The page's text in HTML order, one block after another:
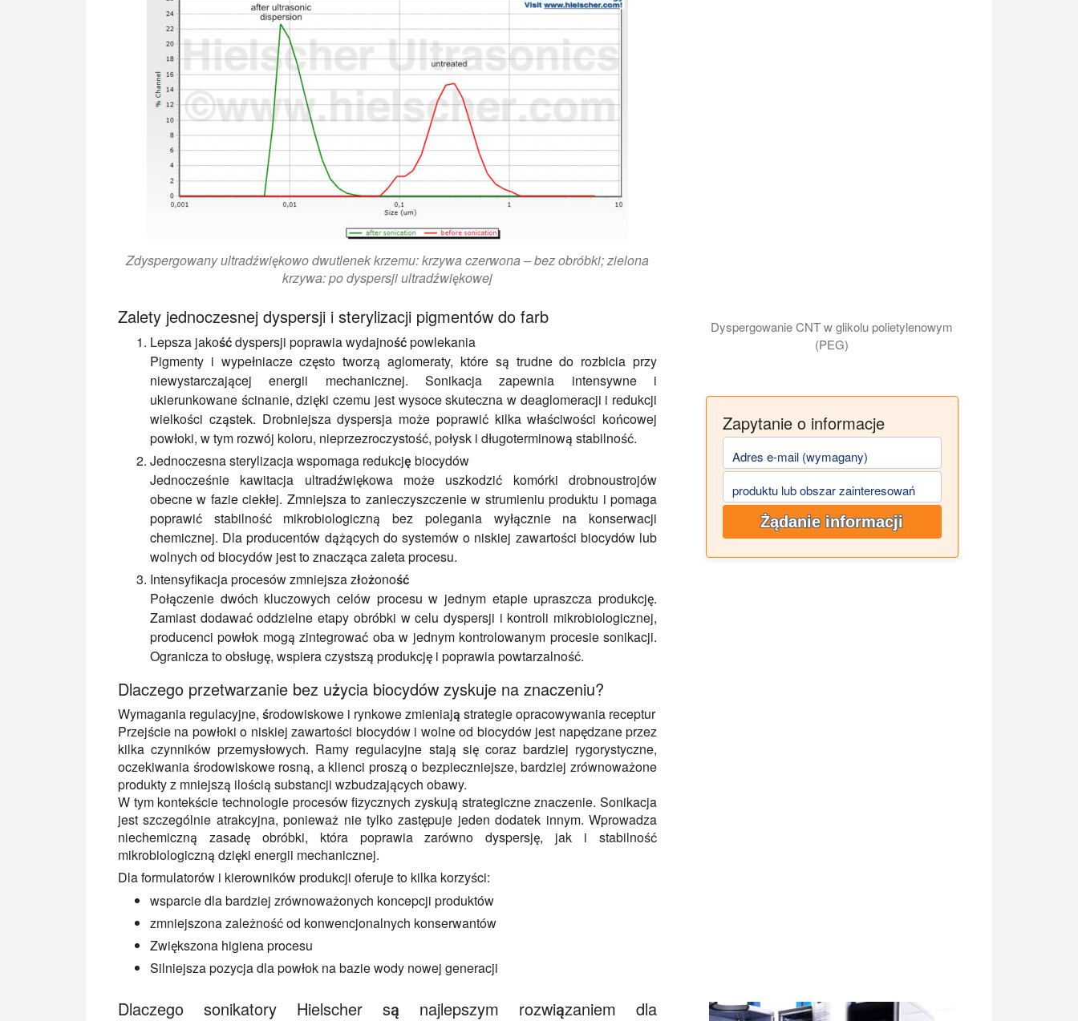
Zdyspergowany ultradźwiękowo dwutlenek krzemu: krzywa czerwona – bez obróbki; zielona
krzywa: po dyspersji ultradźwiękowej
Zalety jednoczesnej dyspersji i sterylizacji pigmentów do farb
Lepsza jakość dyspersji poprawia wydajność powlekania
Pigmenty i wypełniacze często tworzą aglomeraty, które są trudne do rozbicia przy
niewystarczającej energii mechanicznej. Sonikacja zapewnia intensywne i
ukierunkowane ścinanie, dzięki czemu jest wysoce skuteczna w deaglomeracji i redukcji
wielkości cząstek. Drobniejsza dyspersja może poprawić kilka właściwości końcowej
powłoki, w tym rozwój koloru, nieprzezroczystość, połysk i długoterminową stabilność.
Jednoczesna sterylizacja wspomaga redukcję biocydów
Jednocześnie kawitacja ultradźwiękowa może uszkodzić komórki drobnoustrojów
obecne w fazie ciekłej. Zmniejsza to zanieczyszczenie w strumieniu produktu i pomaga
poprawić stabilność mikrobiologiczną bez polegania wyłącznie na konserwacji
chemicznej. Dla producentów dążących do systemów o niskiej zawartości biocydów lub
wolnych od biocydów jest to znacząca zaleta procesu.
Intensyfikacja procesów zmniejsza złożoność
Połączenie dwóch kluczowych celów procesu w jednym etapie upraszcza produkcję.
Zamiast dodawać oddzielne etapy obróbki w celu dyspersji i kontroli mikrobiologicznej,
producenci powłok mogą zintegrować oba w jednym kontrolowanym procesie sonikacji.
Ogranicza to obsługę, wspiera czystszą produkcję i poprawia powtarzalność.
Dlaczego przetwarzanie bez użycia biocydów zyskuje na znaczeniu?
Wymagania regulacyjne, środowiskowe i rynkowe zmieniają strategie opracowywania receptur
Przejście na powłoki o niskiej zawartości biocydów i wolne od biocydów jest napędzane przez
kilka czynników przemysłowych. Ramy regulacyjne stają się coraz bardziej rygorystyczne,
oczekiwania środowiskowe rosną, a klienci proszą o bezpieczniejsze, bardziej zrównoważone
produkty z mniejszą ilością substancji wzbudzających obawy.
W tym kontekście technologie procesów fizycznych zyskują strategiczne znaczenie. Sonikacja
jest szczególnie atrakcyjna, ponieważ nie tylko zastępuje jeden dodatek innym. Wprowadza
niechemiczną zasadę obróbki, która poprawia zarówno dyspersję, jak i stabilność
mikrobiologiczną dzięki energii mechanicznej.
Dla formulatorów i kierowników produkcji oferuje to kilka korzyści:
wsparcie dla bardziej zrównoważonych koncepcji produktów
zmniejszona zależność od konwencjonalnych konserwantów
Zwiększona higiena procesu
Silniejsza pozycja dla powłok na bazie wody nowej generacji
Dyspergowanie CNT w glikolu polietylenowym
(PEG)
Zapytanie o informacje
Adres e-mail (wymagany)
produktu lub obszar zainteresowań
Żądanie informacji
Dlaczego sonikatory Hielscher są najlepszym rozwiązaniem dla